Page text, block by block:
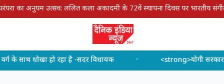
भारतीय संगीत की सुरसरिता में डूबा लखनऊ | आस्था, पर्यावरण
<strong>योगी सरकार के प्रयास से प्रदेश में तेज गति से हो रहा गंगा और उसकी